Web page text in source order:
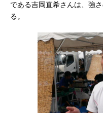
である吉岡直希さんは、強
る。